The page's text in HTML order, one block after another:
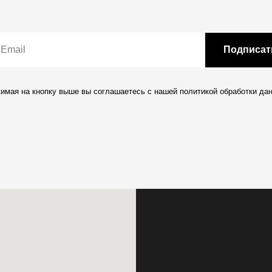
на кнопку выше вы соглашаетесь с нашей политикой обработки